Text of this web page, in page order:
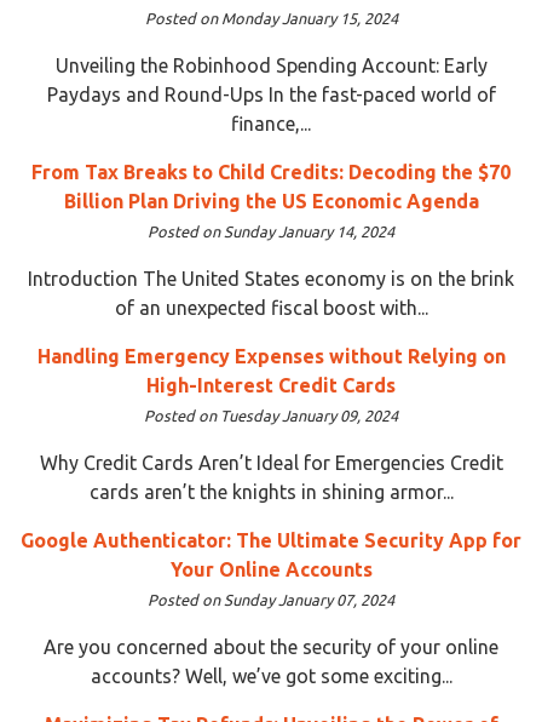
Posted on Monday January 15, 2024
Unveiling the Robinhood Spending Account: Early
Paydays and Round-Ups In the fast-paced world of
finance,...
From Tax Breaks to Child Credits: Decoding the $70
Billion Plan Driving the US Economic Agenda
Posted on Sunday January 14, 2024
Introduction The United States economy is on the brink
of an unexpected fiscal boost with...
Handling Emergency Expenses without Relying on
High-Interest Credit Cards
Posted on Tuesday January 09, 2024
Why Credit Cards Aren’t Ideal for Emergencies Credit
cards aren’t the knights in shining armor...
Google Authenticator: The Ultimate Security App for
Your Online Accounts
Posted on Sunday January 07, 2024
Are you concerned about the security of your online
accounts? Well, we’ve got some exciting...